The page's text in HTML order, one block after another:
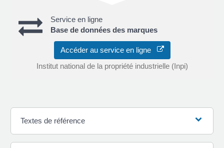
Service en ligne
Base de données des marques
Accéder au service en ligne
Institut national de la propriété industrielle (Inpi)
Textes de référence